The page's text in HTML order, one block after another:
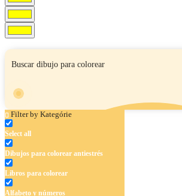
Filter by Kategórie
Select all
Dibujos para colorear antiestrés
Libros para colorear
Alfabeto y números